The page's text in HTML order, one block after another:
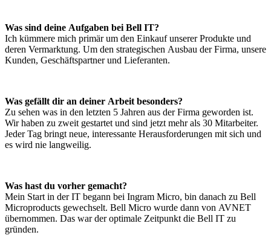
Was sind deine Aufgaben bei Bell IT?
Ich kümmere mich primär um den Einkauf unserer Produkte und
deren Vermarktung. Um den strategischen Ausbau der Firma, unsere
Kunden, Geschäftspartner und Lieferanten.
Was gefällt dir an deiner Arbeit besonders?
Zu sehen was in den letzten 5 Jahren aus der Firma geworden ist.
Wir haben zu zweit gestartet und sind jetzt mehr als 30 Mitarbeiter.
Jeder Tag bringt neue, interessante Herausforderungen mit sich und
es wird nie langweilig.
Was hast du vorher gemacht?
Mein Start in der IT begann bei Ingram Micro, bin danach zu Bell
Microproducts gewechselt. Bell Micro wurde dann von AVNET
übernommen. Das war der optimale Zeitpunkt die Bell IT zu
gründen.